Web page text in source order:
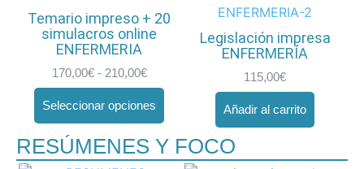
Temario impreso + 20
simulacros online
ENFERMERIA
170,00€ - 210,00€
Seleccionar opciones
Legislación impresa
ENFERMERÍA
115,00€
Añadir al carrito
RESÚMENES Y FOCO